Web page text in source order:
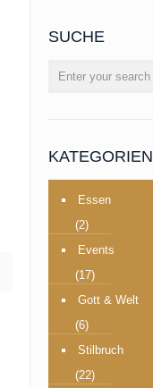
SUCHE
KATEGORIEN
Essen
(2)
Events
(17)
Gott & Welt
(6)
Stilbruch
(22)